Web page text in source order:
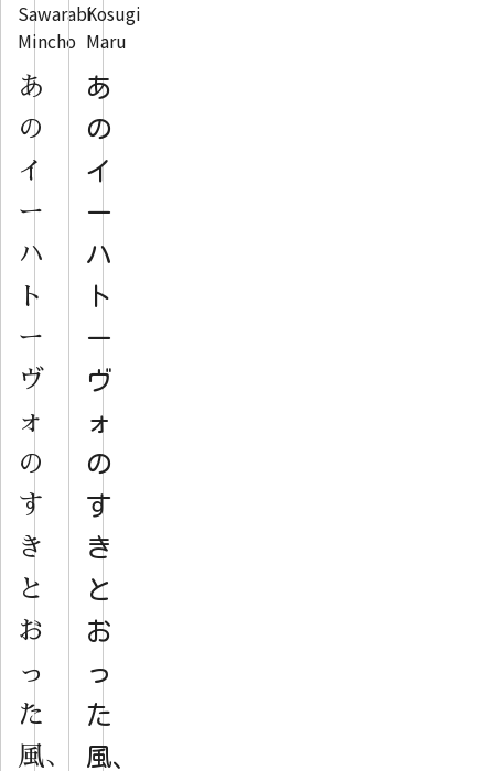
Sawarabi
Mincho
あ
の
イ
ー
ハ
ト
ー
ヴ
ォ
の
す
き
と
お
っ
た
風、
Kosugi
Maru
あ
の
イ
ー
ハ
ト
ー
ヴ
ォ
の
す
き
と
お
っ
た
風、